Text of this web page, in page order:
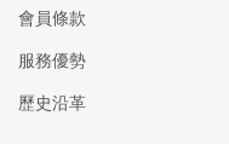
會員條款
服務優勢
歷史沿革